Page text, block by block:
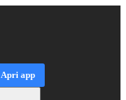
Apri app